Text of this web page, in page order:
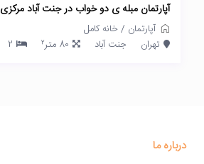
آپارتمان مبله ی دو خواب در جنت آباد مرکزی
آپارتمان /خانه کامل
تهران
جنت آباد 80 متر 2
2
درباره ما